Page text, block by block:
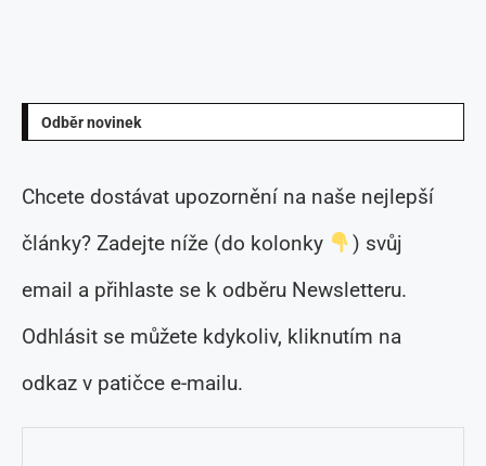
Odběr novinek
Chcete dostávat upozornění na naše nejlepší
články? Zadejte níže (do kolonky
) svůj
email a přihlaste se k odběru Newsletteru.
Odhlásit se můžete kdykoliv, kliknutím na
odkaz v patičce e-mailu.